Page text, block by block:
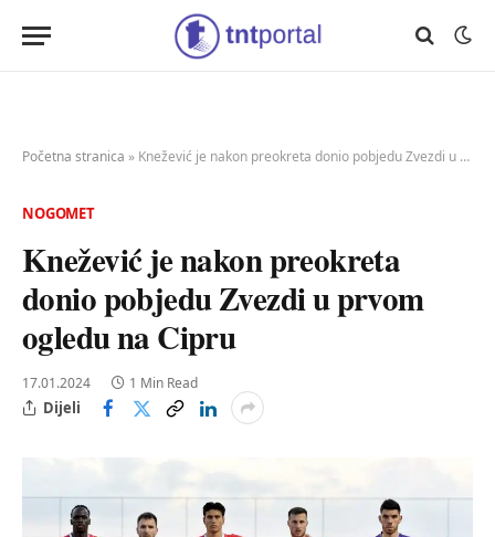
Početna stranica » Knežević je nakon preokreta donio pobjedu Zvezdi u prvom ogledu na Cipru
NOGOMET
Knežević je nakon preokreta
donio pobjedu Zvezdi u prvom
ogledu na Cipru
17.01.2024 1 Min Read
Dijeli